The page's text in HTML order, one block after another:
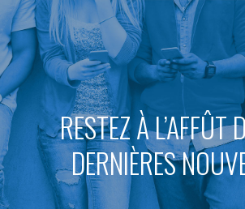
RESTEZ À L’AFFÛT
DERNIÈRES